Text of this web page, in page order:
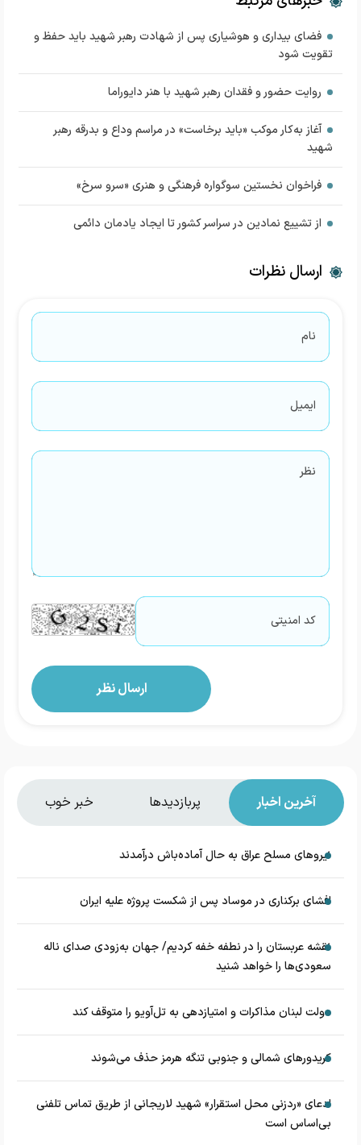
فضای بیداری و هوشیاری پس از شهادت رهبر شهید باید حفظ و
تقویت شود
روایت حضور و فقدان رهبر شهید با هنر دایوراما
آغاز به‌کار موکب «باید برخاست» در مراسم وداع و بدرقه رهبر
شهید
فراخوان نخستین سوگواره فرهنگی و هنری «سرو سرخ»
از تشییع نمادین در سراسر کشور تا ایجاد یادمان دائمی
ارسال نظرات
آخرین اخبار پربازدیدها خبر خوب
نیروهای مسلح عراق به حال آماده‌باش درآمدند
افشای برکناری در موساد پس از شکست پروژه علیه ایران
نقشه عربستان را در نطفه خفه کردیم/ جهان به‌زودی صدای ناله
سعودی‌ها را خواهد شنید
دولت لبنان مذاکرات و امتیازدهی به تل‌آویو را متوقف کند
کریدورهای شمالی و جنوبی تنگه هرمز حذف می‌شوند
ادعای «ردزنی محل استقرار» شهید لاریجانی از طریق تماس تلفنی
بی‌اساس است